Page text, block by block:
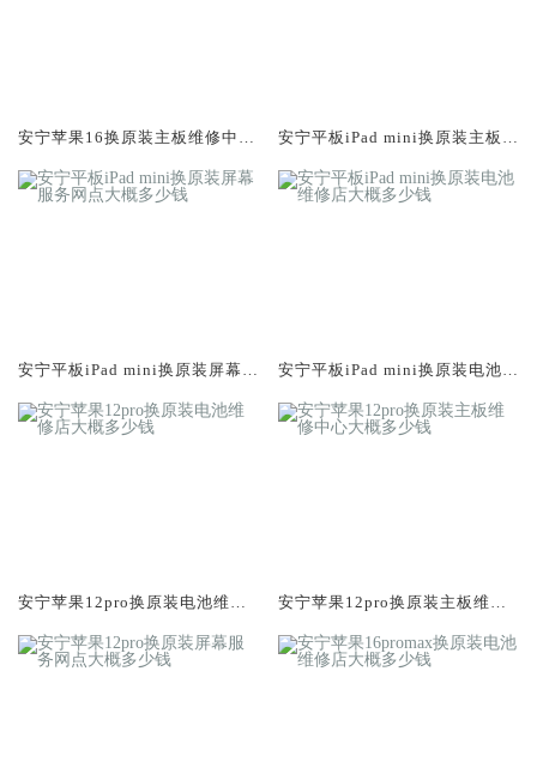
安宁苹果16换原装主板维修中心
安宁平板iPad mini换原装主板维
安宁平板iPad mini换原装屏幕服
安宁平板iPad mini换原装电池维
安宁苹果12pro换原装电池维修
安宁苹果12pro换原装主板维修